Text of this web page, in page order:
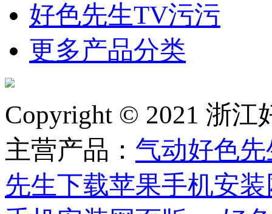
好色先生TV污污
更多产品分类
Copyright © 2021 浙
主营产品： 气动好色
先生下载苹果手机安